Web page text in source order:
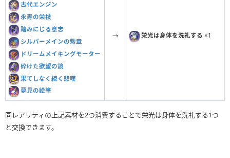
古代エンジン
永寿の栄枝
踏みにじる意志
シルバーメインの勲章
ドリームメイキングモーター
砕けた欲望の鏡
果てしなく続く悲嘆
夢見の絵筆
→ 栄光は身体を洗礼する ×1
同レアリティの上記素材を2つ消費することで栄光は身体を洗礼する1つ
と交換できます。